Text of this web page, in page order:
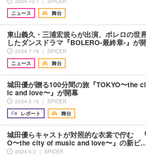
ニュース
舞台
東山義久・三浦宏規らが出演、ボレロの世
したダンスドラマ『BOLERO-最終章-』が
2024.7.19 ｜ SPICER
ニュース
舞台
城田優が贈る100分間の旅『TOKYO〜the
ic and love〜』が開幕
2024.5.15 ｜ SPICER
レポート
舞台
城田優らキャストが対照的な衣裳で佇む
O〜the city of music and love〜』の新ビ
2024.5.2 ｜ SPICER